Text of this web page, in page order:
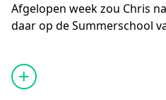
Afgelopen week zou Chris
daar op de Summerschool
Nederlands een college te
reizen met Ype Driessen,
zou geven over zijn
Afijn: lang verhaal kort: de